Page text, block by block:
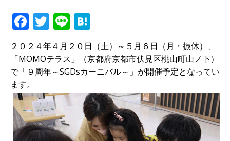
F
a
c
e
b
o
o
k
T
w
it
te
Li
n
e
at
e
n
２０２４年４月２０日（土）～５月６日（月・振休）、
「MOMOテラス」（京都府京都市伏見区桃山町山ノ下）
で「９周年～SGDsカーニバル～」が開催予定となってい
ます。